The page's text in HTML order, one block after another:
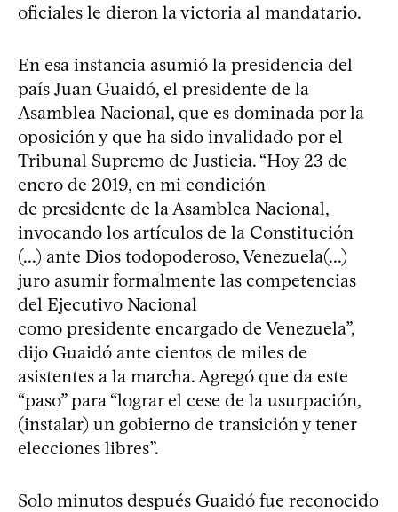
oficiales le dieron la victoria al mandatario.
En esa instancia asumió la presidencia del
país Juan Guaidó, el presidente de la
Asamblea Nacional, que es dominada por la
oposición y que ha sido invalidado por el
Tribunal Supremo de Justicia. “Hoy 23 de
enero de 2019, en mi condición
de presidente de la Asamblea Nacional,
invocando los artículos de la Constitución
(...) ante Dios todopoderoso, Venezuela(...)
juro asumir formalmente las competencias
del Ejecutivo Nacional
como presidente encargado de Venezuela”,
dijo Guaidó ante cientos de miles de
asistentes a la marcha. Agregó que da este
“paso” para “lograr el cese de la usurpación,
(instalar) un gobierno de transición y tener
elecciones libres”.
Solo minutos después Guaidó fue reconocido